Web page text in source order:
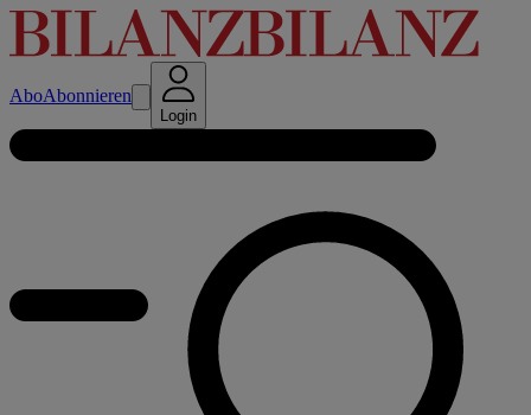
AboAbonnieren
Login